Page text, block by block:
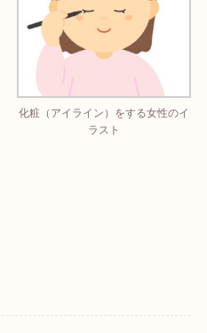
化粧（アイライン）をする女性のイ
ラスト